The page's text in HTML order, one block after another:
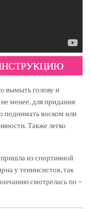
вымыть голову и
менее, для придания
поднимать воском или
Также легко
пришла из спортивной
у теннисистов, так
смотрелась по –